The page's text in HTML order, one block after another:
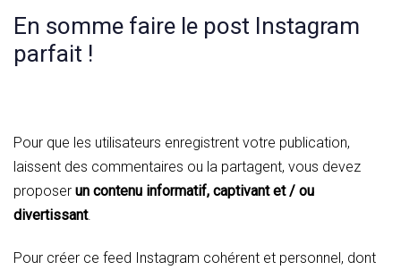
En somme faire le post Instagram
parfait !
Pour que les utilisateurs enregistrent votre publication,
laissent des commentaires ou la partagent, vous devez
proposer un contenu informatif, captivant et / ou
divertissant.
Pour créer ce feed Instagram cohérent et personnel, dont